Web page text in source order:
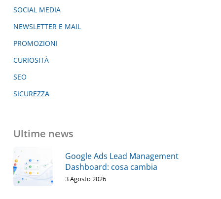
SOCIAL MEDIA
NEWSLETTER E MAIL
PROMOZIONI
CURIOSITÀ
SEO
SICUREZZA
Ultime news
Google Ads Lead Management
Dashboard: cosa cambia
3 Agosto 2026